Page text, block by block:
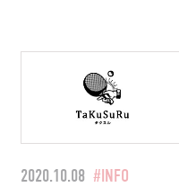
2020.10.08 #INFO